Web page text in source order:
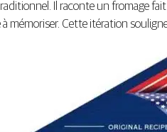
Il raconte un fromage
mémoriser. Cette itération